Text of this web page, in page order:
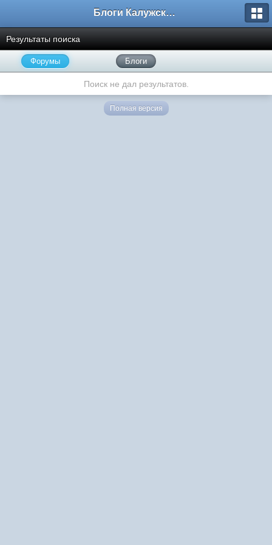
Блоги Калужского перекрестка
Результаты поиска
Форумы Блоги
Поиск не дал результатов.
Полная версия